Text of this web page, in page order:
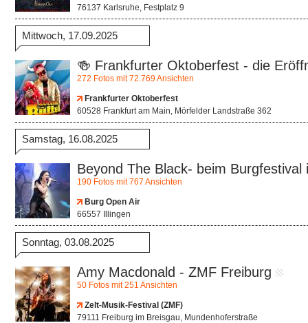
76137 Karlsruhe, Festplatz 9
Mittwoch, 17.09.2025
🍻 Frankfurter Oktoberfest - die
272 Fotos mit 72.769 Ansichten
Frankfurter Oktoberfest
60528 Frankfurt am Main, Mörfelder Landstraße 362
Samstag, 16.08.2025
Beyond The Black- beim Burgfestival
190 Fotos mit 767 Ansichten
Burg Open Air
66557 Illingen
Sonntag, 03.08.2025
Amy Macdonald - ZMF Freiburg
50 Fotos mit 251 Ansichten
Zelt-Musik-Festival (ZMF)
79111 Freiburg im Breisgau, Mundenhoferstraße